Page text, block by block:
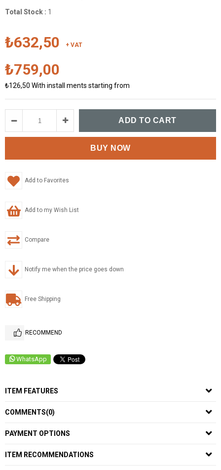
Total Stock : 1
₺632,50 + VAT
₺759,00
₺126,50 With install ments starting from
Add to Favorites
Add to my Wish List
Compare
Notify me when the price goes down
Free Shipping
RECOMMEND
WhatsApp
ITEM FEATURES
COMMENTS(0)
PAYMENT OPTIONS
ITEM RECOMMENDATIONS